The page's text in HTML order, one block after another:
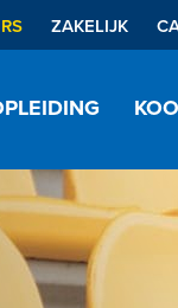
ZAKELIJK